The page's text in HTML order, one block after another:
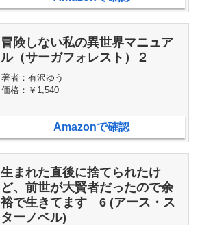
冒険しない私の異世界マニュア
ル（サーガフォレスト）２
著者： 有沢ゆう
価格： ￥1,540
Amazonで確認
生まれた直後に捨てられたけ
ど、前世が大賢者だったので余
裕で生きてます 6 (アース・ス
ターノベル)